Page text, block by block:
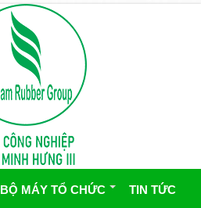
BỘ MÁY TỔ CHỨC TIN TỨC